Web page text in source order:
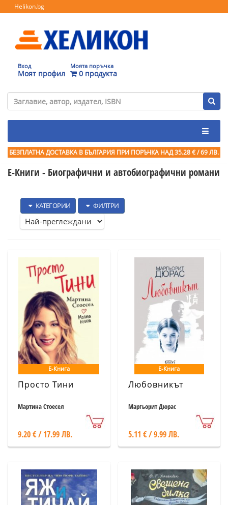
Helikon.bg
Вход
Моят профил
Моята поръчка
0 продукта
БЕЗПЛАТНА ДОСТАВКА В БЪЛГАРИЯ ПРИ ПОРЪЧКА НАД 35.28 € / 69 ЛВ.
Е-Книги - Биографични и автобиографични романи
КАТЕГОРИИ ФИЛТРИ
Е-Книга
Просто Тини
Мартина Стоесел
9.20 € / 17.99 ЛВ.
Е-Книга
Любовникът
Маргьорит Дюрас
5.11 € / 9.99 ЛВ.